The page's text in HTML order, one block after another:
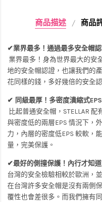
商品描述 商品
✔業界最多！通過最多安全帽
業界最多！身為世界最大的安
地的安全帽認證，也讓我們的
花同樣的錢，多好幾倍的安全
✔ 同級最厚！多密度潰縮式
比起普通安全帽，STELLAR
與密度低的兩層EPS 情況下，
力，內層的密度低EPS 較軟，
量，完美保護。
✔最好的側撞保護！內行才知
台灣的安全檢驗相較於歐洲，
在台灣許多安全帽是沒有兩側
覆性也會差很多。而我們擁有